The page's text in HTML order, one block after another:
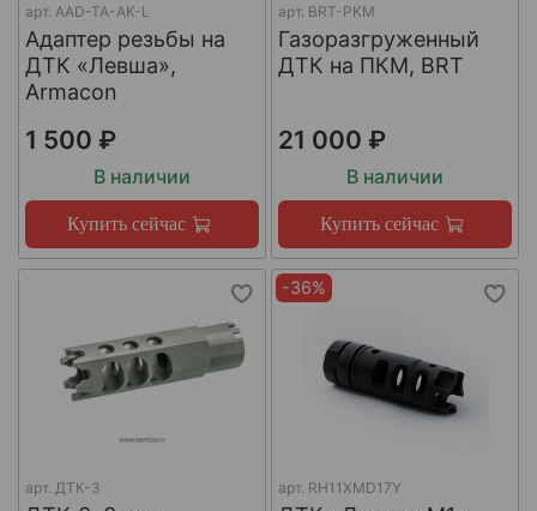
арт. AAD-TA-AK-L
Адаптер резьбы на
ДТК «Левша»,
Armacon
1 500 ₽
В наличии
Купить сейчас
арт. BRT-PKM
Газоразгруженный
ДТК на ПКМ, BRT
21 000 ₽
В наличии
Купить сейчас
арт. ДТК-3
-36%
арт. RH11XMD17Y